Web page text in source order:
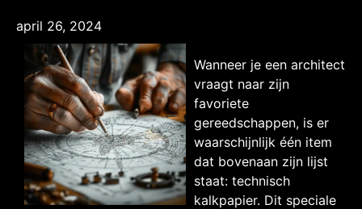
april 26, 2024
Wanneer je een architect
vraagt naar zijn
favoriete
gereedschappen, is er
waarschijnlijk één item
dat bovenaan zijn lijst
staat: technisch
kalkpapier. Dit speciale